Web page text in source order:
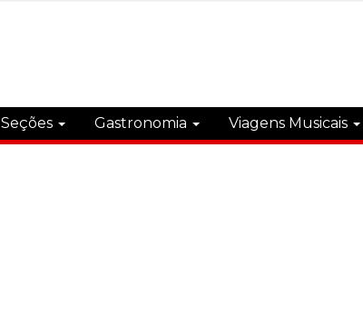
Seções Gastronomia Viagens Musicais